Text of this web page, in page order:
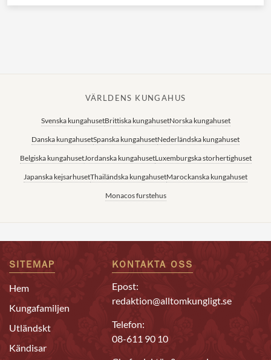
Thailändska kungahuset
VÄRLDENS KUNGAHUS
Svenska kungahusetBrittiska kungahusetNorska kungahuset
Danska kungahusetSpanska kungahusetNederländska kungahuset
Belgiska kungahusetJordanska kungahusetLuxemburgska storhertighuset
Japanska kejsarhusetThailändska kungahusetMarockanska kungahuset
Monacos furstehus
SITEMAP
Hem
Kungafamiljen
Utländskt
Kändisar
KONTAKTA OSS
Epost:
redaktion@alltomkungligt.se
Telefon:
08-611 90 10